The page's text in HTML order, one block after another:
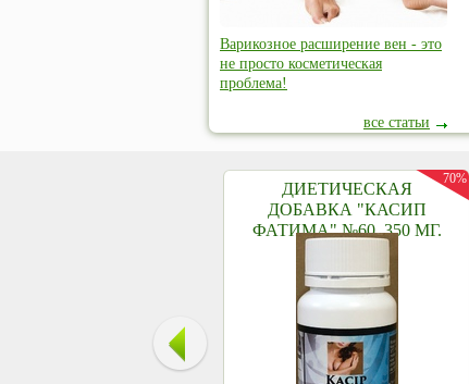
Варикозное расширение вен - это
не просто косметическая
проблема!
все статьи
ДИЕТИЧЕСКАЯ
ДОБАВКА "КАСИП
ФАТИМА" №60, 350 МГ.
70%